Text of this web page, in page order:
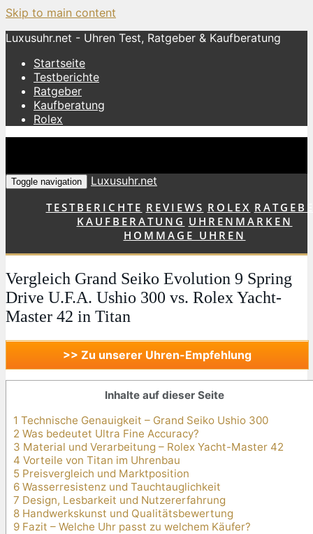
Skip to main content
Luxusuhr.net - Uhren Test, Ratgeber & Kaufberatung
Startseite
Testberichte
Ratgeber
Kaufberatung
Rolex
Toggle navigation
Luxusuhr.net
TESTBERICHTE REVIEWS ROLEX
KAUFBERATUNG UHRENMARKEN
HOMMAGE UHREN
Vergleich Grand Seiko Evolution 9 Spring
Drive U.F.A. Ushio 300 vs. Rolex Yacht-
Master 42 in Titan
>> Zu unserer Uhren-Empfehlung
Inhalte auf dieser Seite
1 Technische Genauigkeit – Grand Seiko Ushio 300
2 Was bedeutet Ultra Fine Accuracy?
3 Material und Verarbeitung – Rolex Yacht-Master 42
4 Vorteile von Titan im Uhrenbau
5 Preisvergleich und Marktposition
6 Wasserresistenz und Tauchtauglichkeit
7 Design, Lesbarkeit und Nutzererfahrung
8 Handwerkskunst und Qualitätsbewertung
9 Fazit – Welche Uhr passt zu welchem Käufer?